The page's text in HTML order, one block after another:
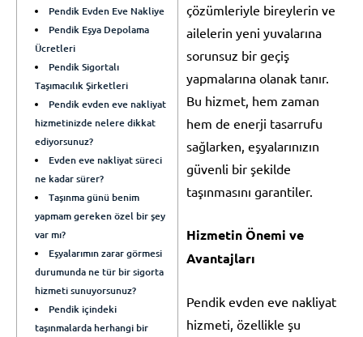
Pendik Evden Eve Nakliye
Pendik Eşya Depolama
Ücretleri
Pendik Sigortalı
Taşımacılık Şirketleri
Pendik evden eve nakliyat
hizmetinizde nelere dikkat
ediyorsunuz?
Evden eve nakliyat süreci
ne kadar sürer?
Taşınma günü benim
yapmam gereken özel bir şey
var mı?
Eşyalarımın zarar görmesi
durumunda ne tür bir sigorta
hizmeti sunuyorsunuz?
Pendik içindeki
taşınmalarda herhangi bir
çözümleriyle bireylerin ve
ailelerin yeni yuvalarına
sorunsuz bir geçiş
yapmalarına olanak tanır.
Bu hizmet, hem zaman
hem de enerji tasarrufu
sağlarken, eşyalarınızın
güvenli bir şekilde
taşınmasını garantiler.
Hizmetin Önemi ve
Avantajları
Pendik evden eve nakliyat
hizmeti, özellikle şu